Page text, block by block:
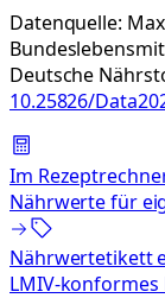
Datenquelle:
Deutsche
10.25826/
Im
Nährwerte für
Nährwertetikett
LMIV-konformes